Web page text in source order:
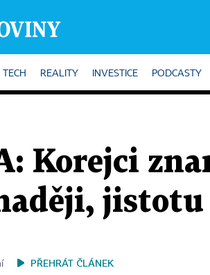
TECH REALITY INVESTICE PODCASTY
Korejci
jistotu
PŘEHRÁT ČLÁNEK